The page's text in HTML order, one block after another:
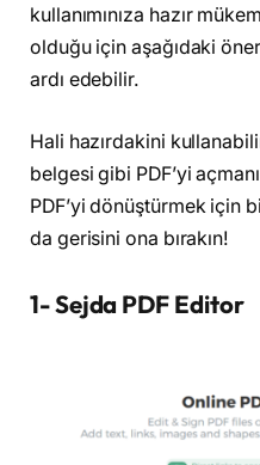
kullanımınıza hazır
olduğu için aşağıdaki
ardı edebilir.
Hali hazırdakini
belgesi gibi PDF’yi
PDF’yi dönüştürmek için
da gerisini ona bırakın!
1- Sejda PDF Editor